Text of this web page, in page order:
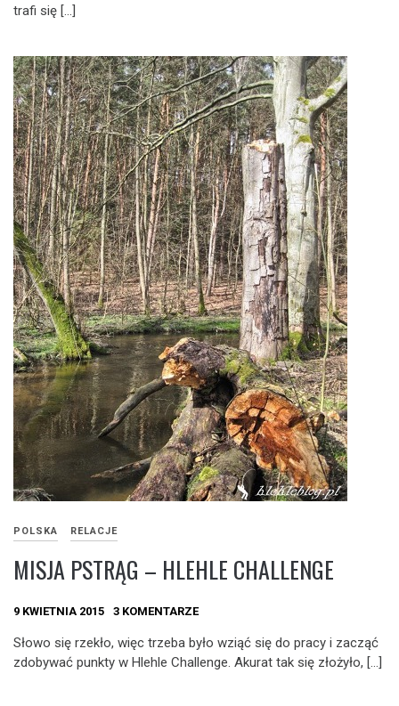
trafi się […]
POLSKA RELACJE
MISJA PSTRĄG – HLEHLE CHALLENGE
9 KWIETNIA 2015 3 KOMENTARZE
Słowo się rzekło, więc trzeba było wziąć się do pracy i zacząć
zdobywać punkty w Hlehle Challenge. Akurat tak się złożyło, […]